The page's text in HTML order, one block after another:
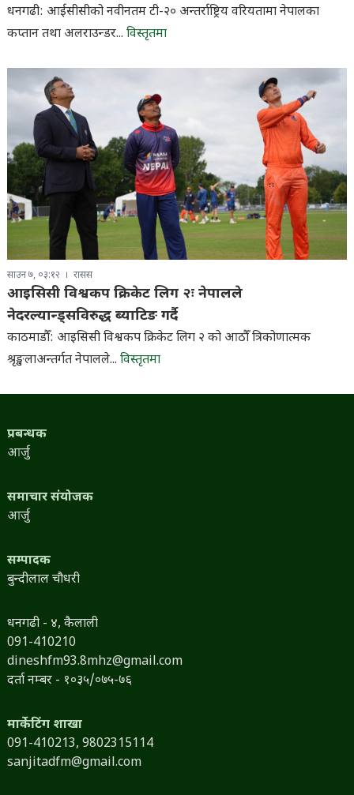
धनगढी: आईसीसीको नवीनतम टी-२० अन्तर्राष्ट्रिय वरियतामा नेपालका
कप्तान तथा अलराउन्डर... विस्तृतमा
साउन ७, ०३:१२ रासस
आइसिसी विश्वकप क्रिकेट लिग २ः नेपालले
नेदरल्यान्ड्सविरुद्ध ब्याटिङ गर्दै
काठमाडौँ: आइसिसी विश्वकप क्रिकेट लिग २ को आठौँ त्रिकोणात्मक
श्रृङ्खलाअन्तर्गत नेपालले... विस्तृतमा
प्रबन्धक
आर्जु
समाचार संयोजक
आर्जु
सम्पादक
बुन्दीलाल चौधरी
धनगढी - ४, कैलाली
091-410210
dineshfm93.8mhz@gmail.com
दर्ता नम्बर - १०३५/०७५-७६
मार्केटिंग शाखा
091-410213, 9802315114
sanjitadfm@gmail.com